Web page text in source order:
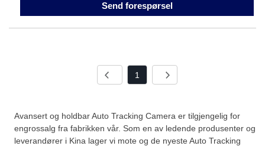
Send forespørsel
1
Avansert og holdbar Auto Tracking Camera er tilgjengelig for
engrossalg fra fabrikken vår. Som en av ledende produsenter og
leverandører i Kina lager vi mote og de nyeste Auto Tracking